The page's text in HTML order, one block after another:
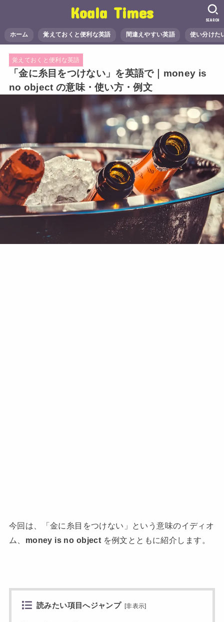
Koala Times
ホーム 覚えておくと便利な英語 間違えやすい英語 使い分けた
SEARCH
覚えておくと便利な英語
「金に糸目をつけない」を英語で｜money is
no object の意味・使い方・例文
今回は、「金に糸目をつけない」という意味のイディオ
ム、 money is no object を例文とともに紹介します。
読みたい項目へジャンプ [非表示]